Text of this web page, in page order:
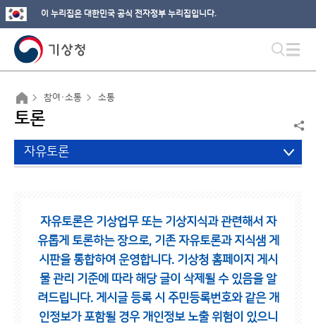
이 누리집은 대한민국 공식 전자정부 누리집입니다.
참여·소통 소통
토론
자유토론
자유토론은 기상업무 또는 기상지식과 관련해서 자
유롭게 토론하는 장으로, 기존 자유토론과 지식샘 게
시판을 통합하여 운영합니다. 기상청 홈페이지 게시
물 관리 기준에 따라 해당 글이 삭제될 수 있음을 알
려드립니다. 게시글 등록 시 주민등록번호와 같은 개
인정보가 포함될 경우 개인정보 노출 위험이 있으니